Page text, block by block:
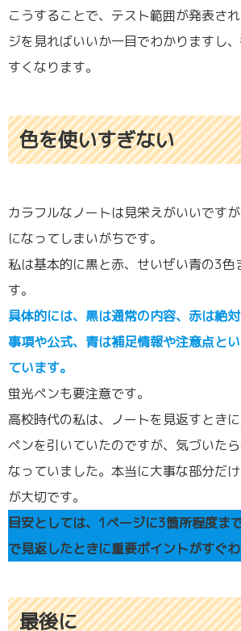
こうすることで、テスト範囲が発表さ
ジを見ればいいか一目でわかりますし
すくなります。
色を使いすぎない
カラフルなノートは見栄えがいいです
になってしまいがちです。
私は基本的に黒と赤、せいぜい青の3色
す。
具体的には、黒は通常の内容、赤は絶
事項や公式、青は補足情報や注意点と
ています。
蛍光ペンも要注意です。
高校時代の私は、ノートを見返すとき
ペンを引いていたのですが、気づいた
なっていました。本当に大事な部分だ
が大切です。
目安としては、1ページに3箇所程度ま
で見返したときに重要ポイントがすぐわ
最後に